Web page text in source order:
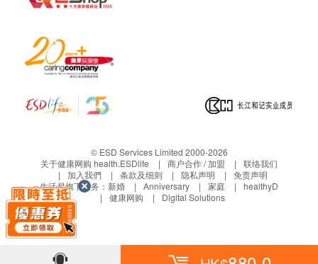
© ESD Services Limited 2000-2026
关于健康网购 health.ESDlife
商户合作 / 加盟
联络我们
加入我們
条款及细则 隐私声明
免责声明
生活易旗下业务： 新婚 Anniversary 家庭
healthyD
健康网购
Digital Solutions